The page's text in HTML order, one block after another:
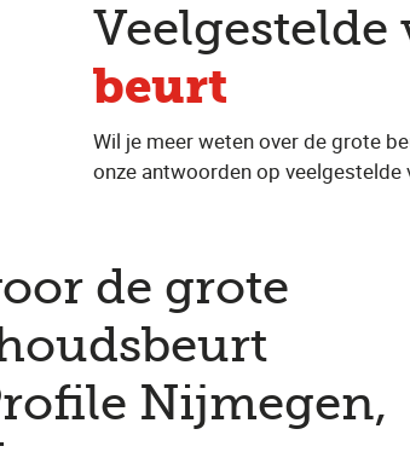
Veelgestelde
beurt
Wil je meer weten over de grote
onze antwoorden op veelgestelde
de grote
Nijmegen,